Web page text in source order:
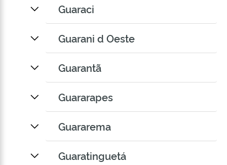
Guaraci
Guarani d Oeste
Guarantã
Guararapes
Guararema
Guaratinguetá